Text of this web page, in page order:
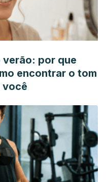
verão: por que
encontrar o tom
você